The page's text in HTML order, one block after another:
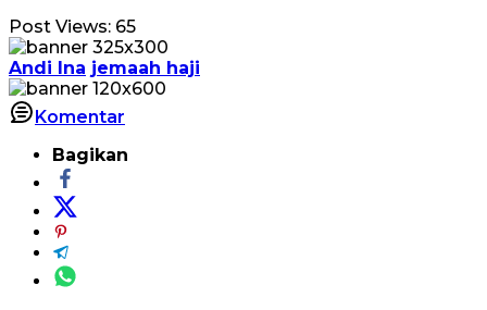
Post Views: 65
Andi Ina jemaah haji
Komentar
Bagikan